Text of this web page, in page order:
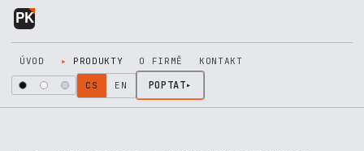
Přejít na obsah
ÚVOD PRODUKTY O FIRMĚ KONTAKT
CS EN POPTAT